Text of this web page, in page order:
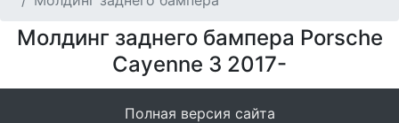
Молдинг заднего бампера Porsche
Cayenne 3 2017-
Полная версия сайта